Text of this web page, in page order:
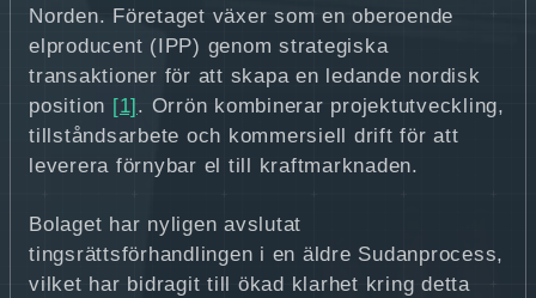
Norden. Företaget växer som en oberoende
elproducent (IPP) genom strategiska
transaktioner för att skapa en ledande nordisk
position [1] . Orrön kombinerar projektutveckling,
tillståndsarbete och kommersiell drift för att
leverera förnybar el till kraftmarknaden.
Bolaget har nyligen avslutat
tingsrättsförhandlingen i en äldre Sudanprocess,
vilket har bidragit till ökad klarhet kring detta